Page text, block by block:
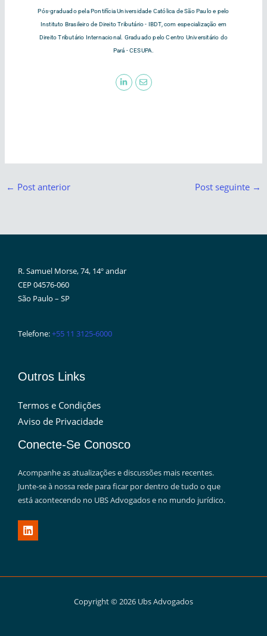
Pós-graduado pela Pontifícia Universidade Católica de São Paulo e pelo
Instituto Brasileiro de Direito Tributário - IBDT, com especialização em
Direito Tributário Internacional. Graduado pelo Centro Universitário do
Pará - CESUPA.
← Post anterior Post seguinte →
R. Samuel Morse, 74, 14º andar
CEP 04576-060
São Paulo – SP
Telefone:+55 11 3125-6000
Outros Links
Termos e Condições
Aviso de Privacidade
Conecte-Se Conosco
Acompanhe as atualizações e discussões mais recentes.
Junte-se à nossa rede para ficar por dentro de tudo o que
está acontecendo no UBS Advogados e no mundo jurídico.
Copyright © 2026 Ubs Advogados